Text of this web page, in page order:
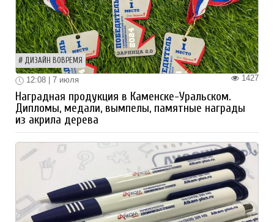
ДИЗАЙН ВОВРЕМЯ
1427
12:08 | 7 июля
Наградная продукция в Каменске-Уральском.
Дипломы, медали, вымпелы, памятные награды
из акрила дерева